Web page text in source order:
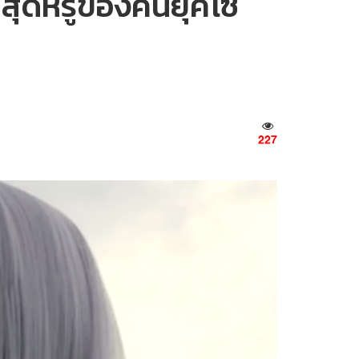
227